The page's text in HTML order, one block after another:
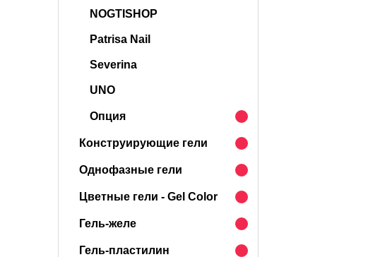
NOGTISHOP
Patrisa Nail
Severina
UNO
Опция
Конструирующие гели
Однофазные гели
Цветные гели - Gel Color
Гель-желе
Гель-пластилин